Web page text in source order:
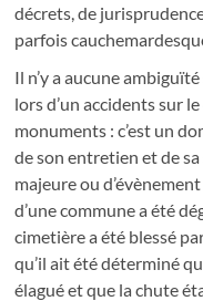
décrets, de
parfois
Il n’y a aucune
lors d’un accidents sur
monuments : c’est un
de son entretien et de
majeure ou
d’une commune a été
cimetière a été blessé
qu’il ait été déterminé
élagué et que la chute